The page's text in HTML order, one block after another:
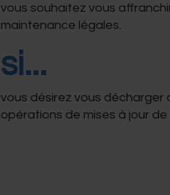
vous souhaitez vous
maintenance légales.
si...
vous désirez vous
opérations de mises à jour